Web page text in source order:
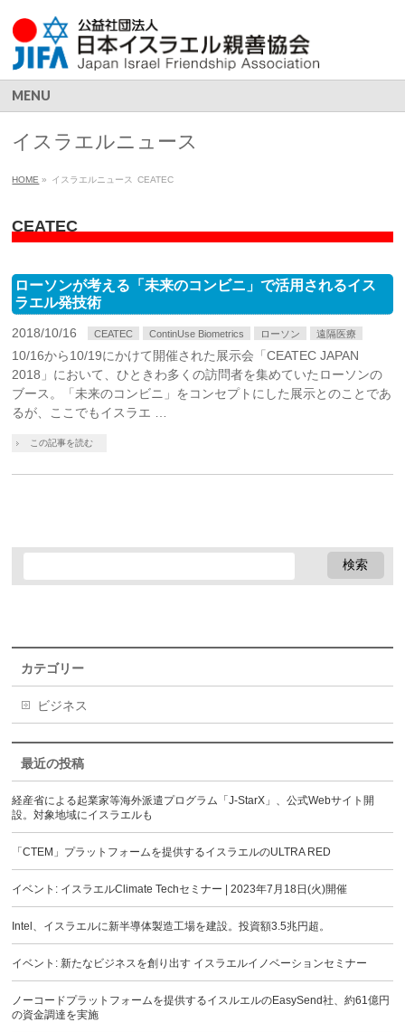
MENU
イスラエルニュース
HOME » イスラエルニュース CEATEC
CEATEC
ローソンが考える「未来のコンビニ」で活用されるイス
ラエル発技術
2018/10/16 CEATEC ContinUse Biometrics ローソン 遠隔医療
10/16から10/19にかけて開催された展示会「CEATEC JAPAN
2018」において、ひときわ多くの訪問者を集めていたローソンの
ブース。「未来のコンビニ」をコンセプトにした展示とのことであ
るが、ここでもイスラエ …
この記事を読む
カテゴリー
ビジネス
最近の投稿
経産省による起業家等海外派遣プログラム「J-StarX」、公式Webサイト開
設。対象地域にイスラエルも
「CTEM」プラットフォームを提供するイスラエルのULTRA RED
イベント: イスラエルClimate Techセミナー | 2023年7月18日(火)開催
Intel、イスラエルに新半導体製造工場を建設。投資額3.5兆円超。
イベント: 新たなビジネスを創り出す イスラエルイノベーションセミナー
ノーコードプラットフォームを提供するイスルエルのEasySend社、約61億円
の資金調達を実施